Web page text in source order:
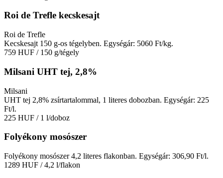
Roi de Trefle kecskesajt
Roi de Trefle
Kecskesajt 150 g-os tégelyben. Egységár: 5060 Ft/kg.
759 HUF / 150 g/tégely
Milsani UHT tej, 2,8%
Milsani
UHT tej 2,8% zsírtartalommal, 1 literes dobozban. Egységár: 225
Ft/l.
225 HUF / 1 l/doboz
Folyékony mosószer
Folyékony mosószer 4,2 literes flakonban. Egységár: 306,90 Ft/l.
1289 HUF / 4,2 l/flakon